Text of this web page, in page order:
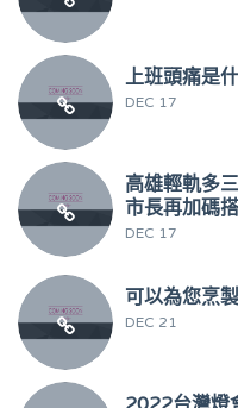
上班頭痛是
DEC 17
高雄輕軌多
市長再加碼
DEC 17
可以為您烹
DEC 21